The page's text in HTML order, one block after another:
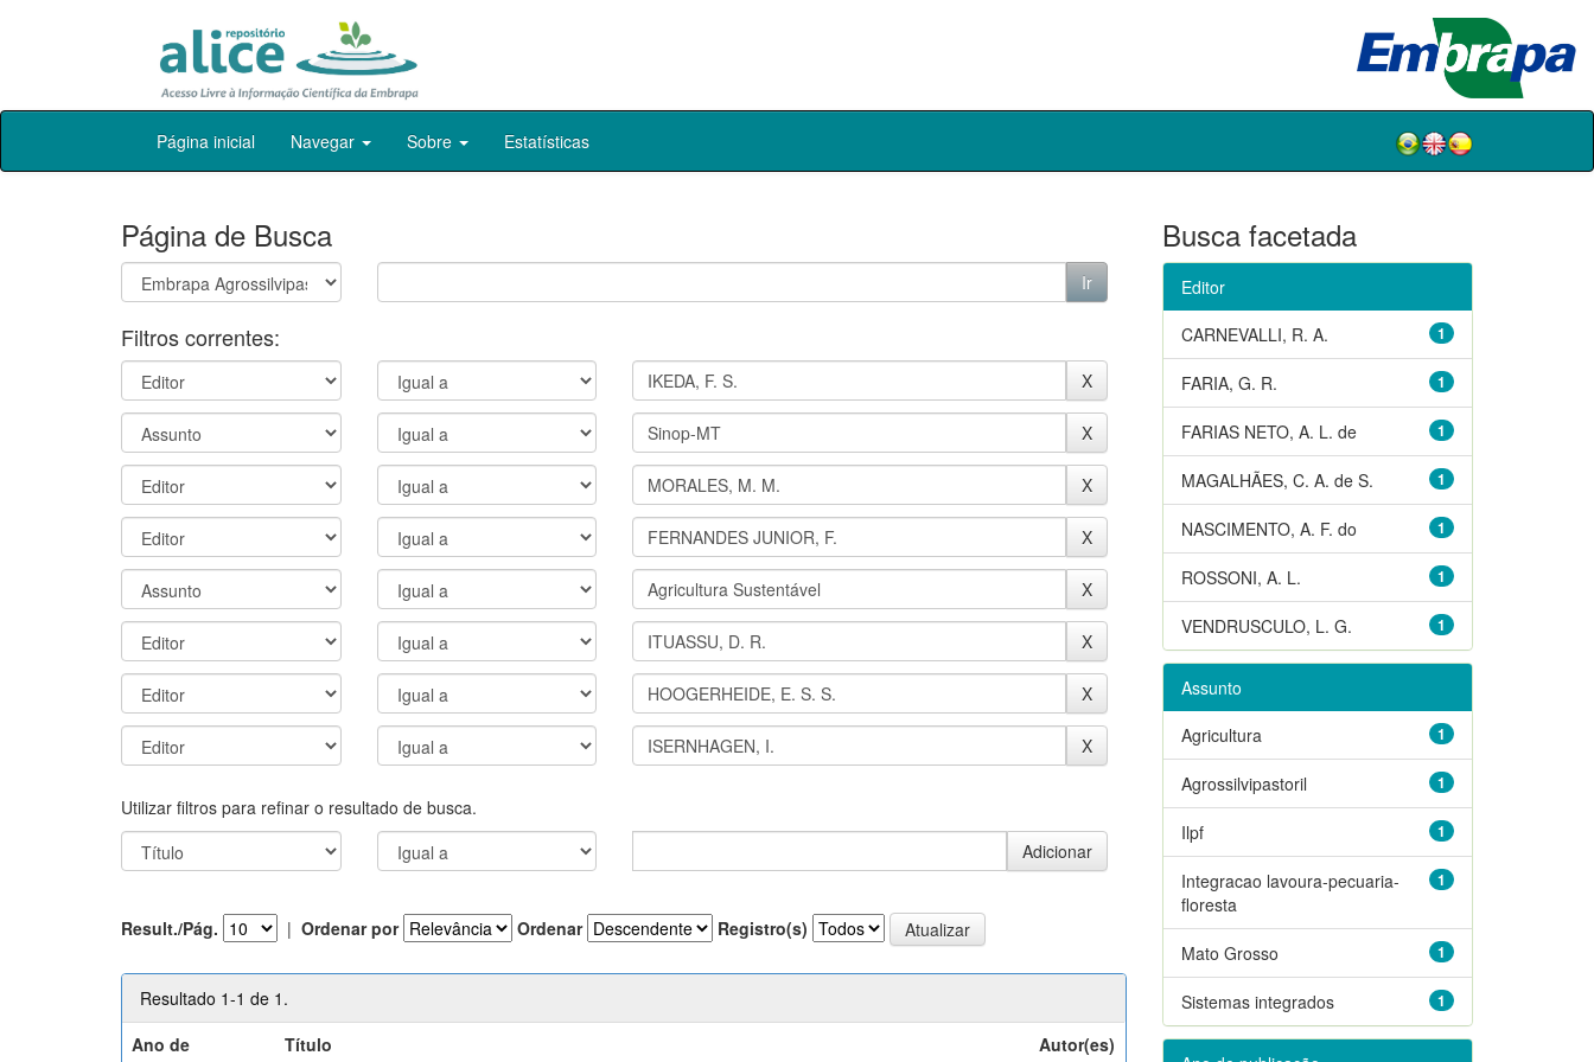
Skip
Página inicial Navegar Sobre Estatísticas
Página de Busca
Filtros correntes:
Utilizar filtros para refinar o resultado de busca.
Result./Pág. | Ordenar por Ordenar Registro(s)
Resultado 1-1 de 1.
Ano de
Título Autor(es)
Busca facetada
Editor
1
CARNEVALLI, R. A.
1
FARIA, G. R.
1
FARIAS NETO, A. L. de
1
MAGALHÃES, C. A. de S.
1
NASCIMENTO, A. F. do
1
ROSSONI, A. L.
1
VENDRUSCULO, L. G.
Assunto
1
Agricultura
1
Agrossilvipastoril
1
Ilpf
1
Integracao lavoura-pecuaria-
floresta
1
Mato Grosso
1
Sistemas integrados